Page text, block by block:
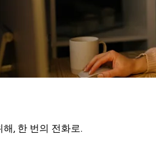
, 한 번의 전화로.